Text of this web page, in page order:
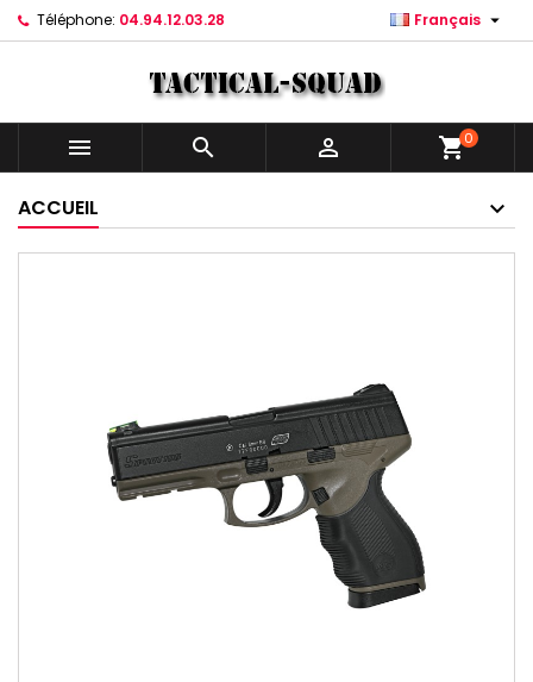
Téléphone: 04.94.12.03.28 Français 
   shopping_cart0
ACCUEIL